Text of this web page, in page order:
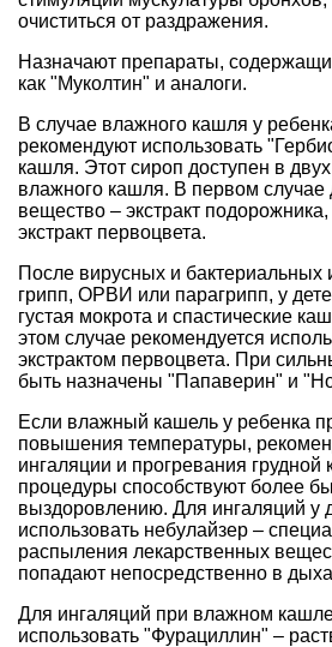
очиститься от раздражения.
Назначают препараты,
как "Муколтин" и аналоги.
В случае влажного кашля у
рекомендуют использовать
кашля. Этот сироп доступен в
влажного кашля. В первом
вещество – экстракт
экстракт первоцвета.
После вирусных и бактериальных
грипп, ОРВИ или парагрипп, у
густая мокрота и спастические
этом случае рекомендуется
экстрактом первоцвета. При
быть назначены "Папаверин" и
Если влажный кашель у ребенка
повышения температуры,
ингаляции и прогревания грудной
процедуры способствуют более
выздоровлению. Для ингаляций у
использовать небулайзер –
распыления лекарственных
попадают непосредственно в
Для ингаляций при влажном
использовать "Фурациллин" –